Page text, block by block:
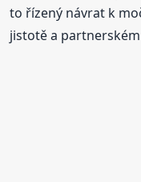
to řízený návrat k
jistotě a